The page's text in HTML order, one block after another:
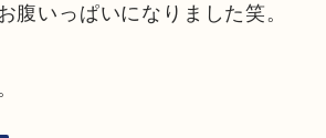
腹いっぱいになりました笑。